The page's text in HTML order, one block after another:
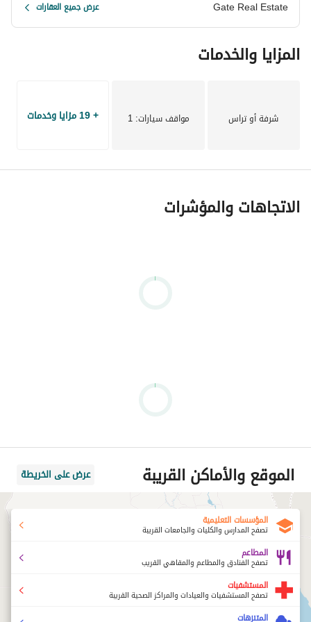
للتواصل : عرض معلومات الاتصال
Gate Real Estate عرض جميع العقارات
المزايا والخدمات
شرفة أو تراس مواقف سيارات: 1 + 19 مزايا وخدمات
الاتجاهات والمؤشرات
الموقع والأماكن القريبة عرض على الخريطة
المؤسسات التعليمية
تصفح المدارس والكليات والجامعات القريبة
المطاعم
تصفح الفنادق والمطاعم والمقاهي القريب
المستشفيات
تصفح المستشفيات والعيادات والمراكز الصحية القريبة
المتنزهات